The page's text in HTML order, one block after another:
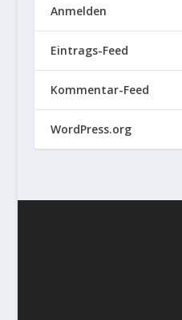
Anmelden
Eintrags-Feed
Kommentar-Feed
WordPress.org